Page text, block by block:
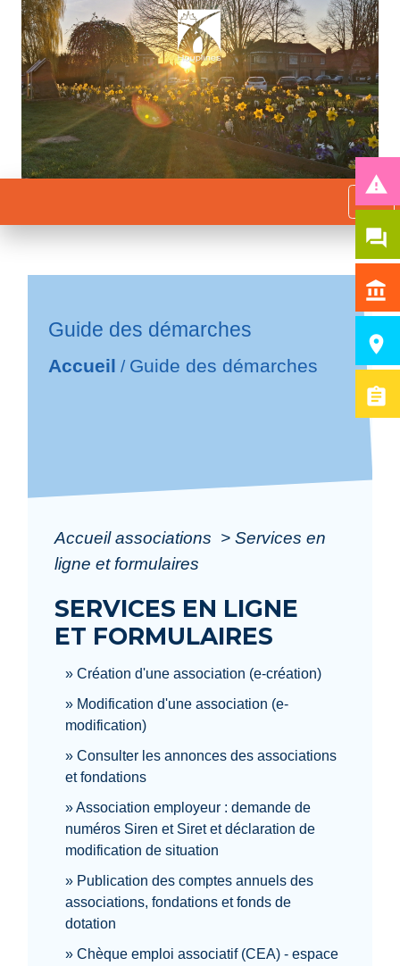
menu
Guide des démarches
Accueil / Guide des démarches
Accueil associations > Services en
ligne et formulaires
SERVICES EN LIGNE
ET FORMULAIRES
Création d'une association (e-création)
Modification d'une association (e-
modification)
Consulter les annonces des associations
et fondations
Association employeur : demande de
numéros Siren et Siret et déclaration de
modification de situation
Publication des comptes annuels des
associations, fondations et fonds de
dotation
Chèque emploi associatif (CEA) - espace
report_problem
question_answer
account_balance
room
assignment